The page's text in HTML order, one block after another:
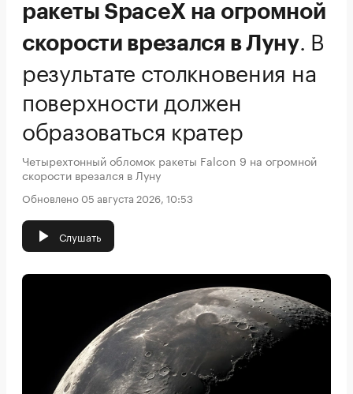
ракеты SpaceX на огромной
скорости врезался в Луну. В
результате столкновения на
поверхности должен
образоваться кратер
Четырехтонный обломок ракеты Falcon 9 на огромной
скорости врезался в Луну
Обновлено 05 августа 2026, 10:53
Слушать